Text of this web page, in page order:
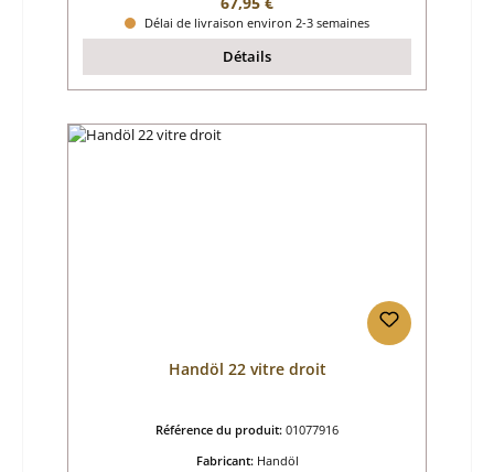
Délai de livraison environ 2-3 semaines
Détails
Handöl 22 vitre droit
Référence du produit: 01077916
Fabricant: Handöl